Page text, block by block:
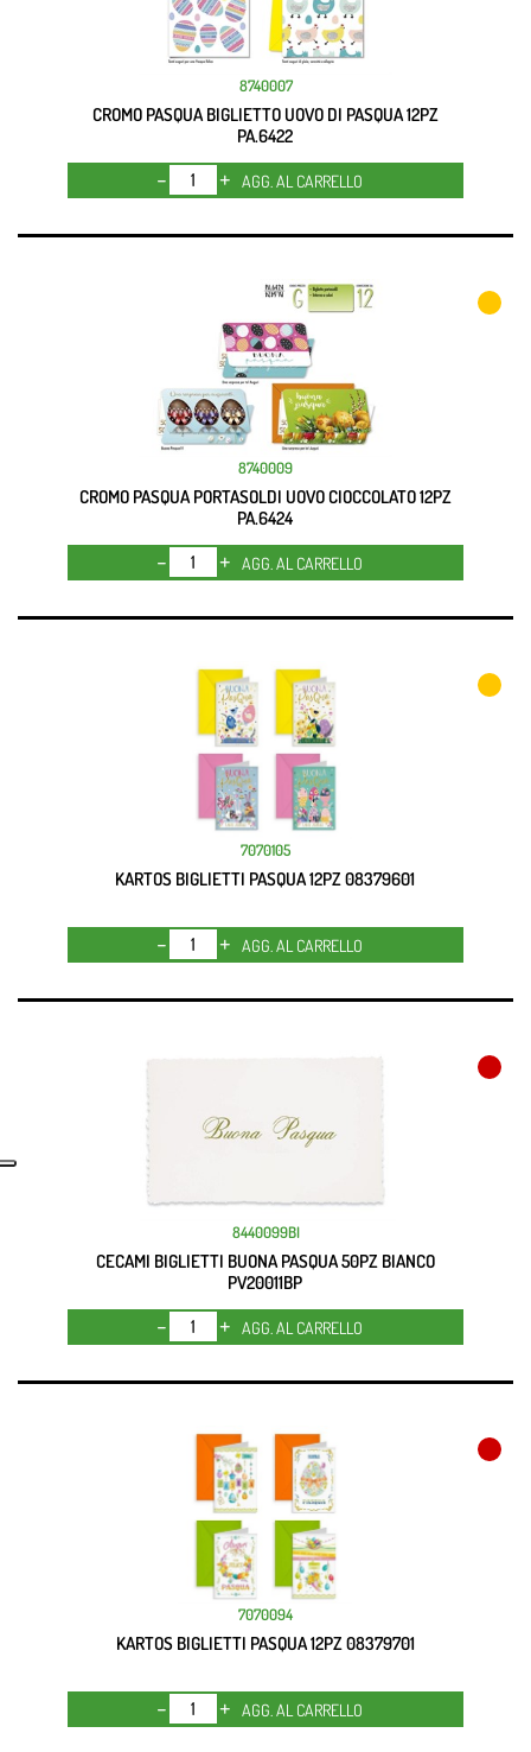
8740007
CROMO PASQUA BIGLIETTO UOVO DI PASQUA 12PZ
PA.6422
Quantità
AGG. AL CARRELLO
8740009
CROMO PASQUA PORTASOLDI UOVO CIOCCOLATO 12PZ
PA.6424
Quantità
AGG. AL CARRELLO
7070105
KARTOS BIGLIETTI PASQUA 12PZ 08379601
Quantità
AGG. AL CARRELLO
8440099BI
CECAMI BIGLIETTI BUONA PASQUA 50PZ BIANCO
PV20011BP
Quantità
AGG. AL CARRELLO
7070094
KARTOS BIGLIETTI PASQUA 12PZ 08379701
Quantità
AGG. AL CARRELLO